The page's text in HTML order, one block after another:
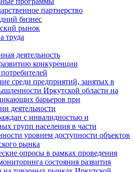
партнерство
бизнес
рынок
труда
деятельность
конкуренции
среди предприятий, занятых в
Иркутской области на
барьеров при
деятельности
с инвалидностью и
групп населения в части
уровнем доступности объектов
рынка
опросы в рамках проведения
состояния развития